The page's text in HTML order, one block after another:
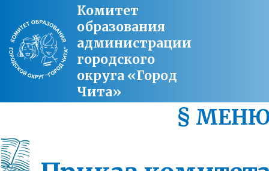
Комитет
образования
администрации
городского
округа «Город
Чита»
§